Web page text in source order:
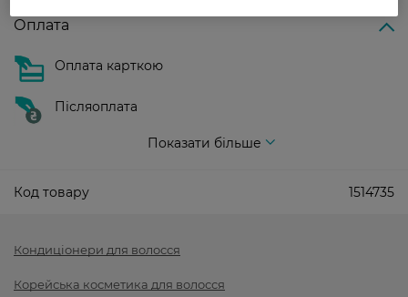
Оплата
Оплата карткою
Післяоплата
Показати більше
Код товару 1514735
Кондиціонери для волосся
Корейська косметика для волосся